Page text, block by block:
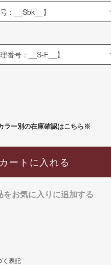
ラー別の在庫確認はこちら※
カートに入れる
をお気に入りに追加する
く表記